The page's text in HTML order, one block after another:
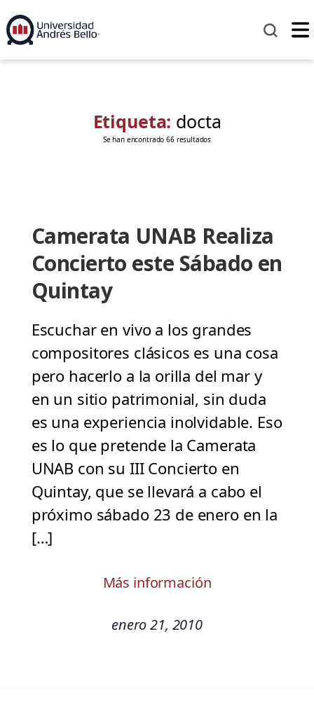
Etiqueta: docta
Se han encontrado 66 resultados
Camerata UNAB Realiza
Concierto este Sábado en
Quintay
Escuchar en vivo a los grandes
compositores clásicos es una cosa
pero hacerlo a la orilla del mar y
en un sitio patrimonial, sin duda
es una experiencia inolvidable. Eso
es lo que pretende la Camerata
UNAB con su III Concierto en
Quintay, que se llevará a cabo el
próximo sábado 23 de enero en la
[…]
Más información
enero 21, 2010